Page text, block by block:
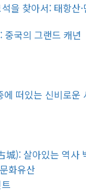
을 찾아서: 태항산·
중국의 그랜드 캐년
에 떠있는 신비로운
城): 살아있는 역사
화유산